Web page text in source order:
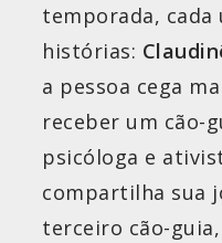
temporada, cada
histórias:
a pessoa cega
receber um cão-
psicóloga e
compartilha sua
terceiro cão-guia,